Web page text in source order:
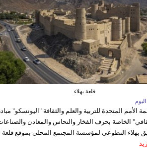
قلعة بهلاء
الأمم المتحدة للتربية والعلم والثقافة "اليونسكو"
الخاصة بحرف الفخار والنحاس والمعادن
بهلاء التطوعي لمؤسسة المجتمع المحلي بموقع قلعة